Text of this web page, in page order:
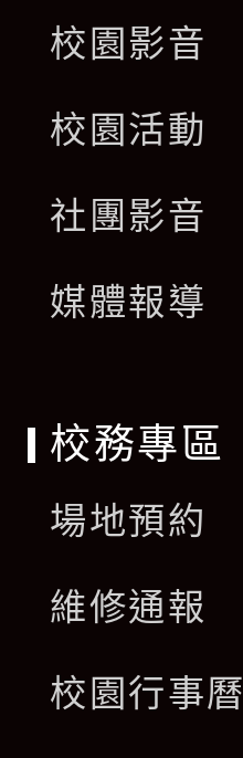
校園影音
校園活動
社團影音
媒體報導
校務專區
場地預約
維修通報
校園行事曆